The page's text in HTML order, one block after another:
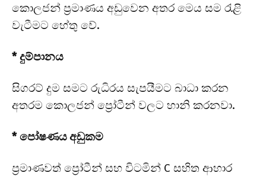
කොලජන් ප්‍රමාණය අඩුවෙන අතර මෙය සම රැළි
වැටීමට හේතු වේ.
* දුම්පානය
සිගරට් දුම සමට රුධිරය සැපයීමට බාධා කරන
අතරම කොලජන් ප්‍රෝටීන් වලට හානි කරනවා.
* පෝෂණය අඩුකම
ප්‍රමාණවත් ප්‍රෝටීන් සහ විටමින් C සහිත ආහාර